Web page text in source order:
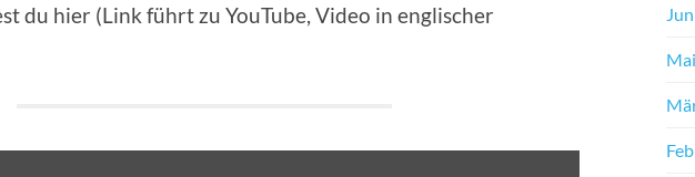
du hier (Link führt zu YouTube, Video in englischer